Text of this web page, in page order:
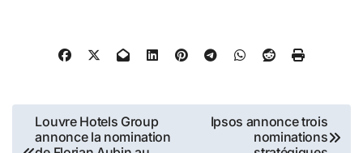
Navigation
de
Louvre Hotels Group
annonce la nomination
Ipsos annonce trois
nominations